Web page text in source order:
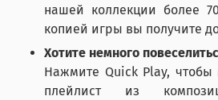
нашей коллекции более
копией игры вы получите
Хотите немного
Нажмите Quick Play, чтобы
плейлист из